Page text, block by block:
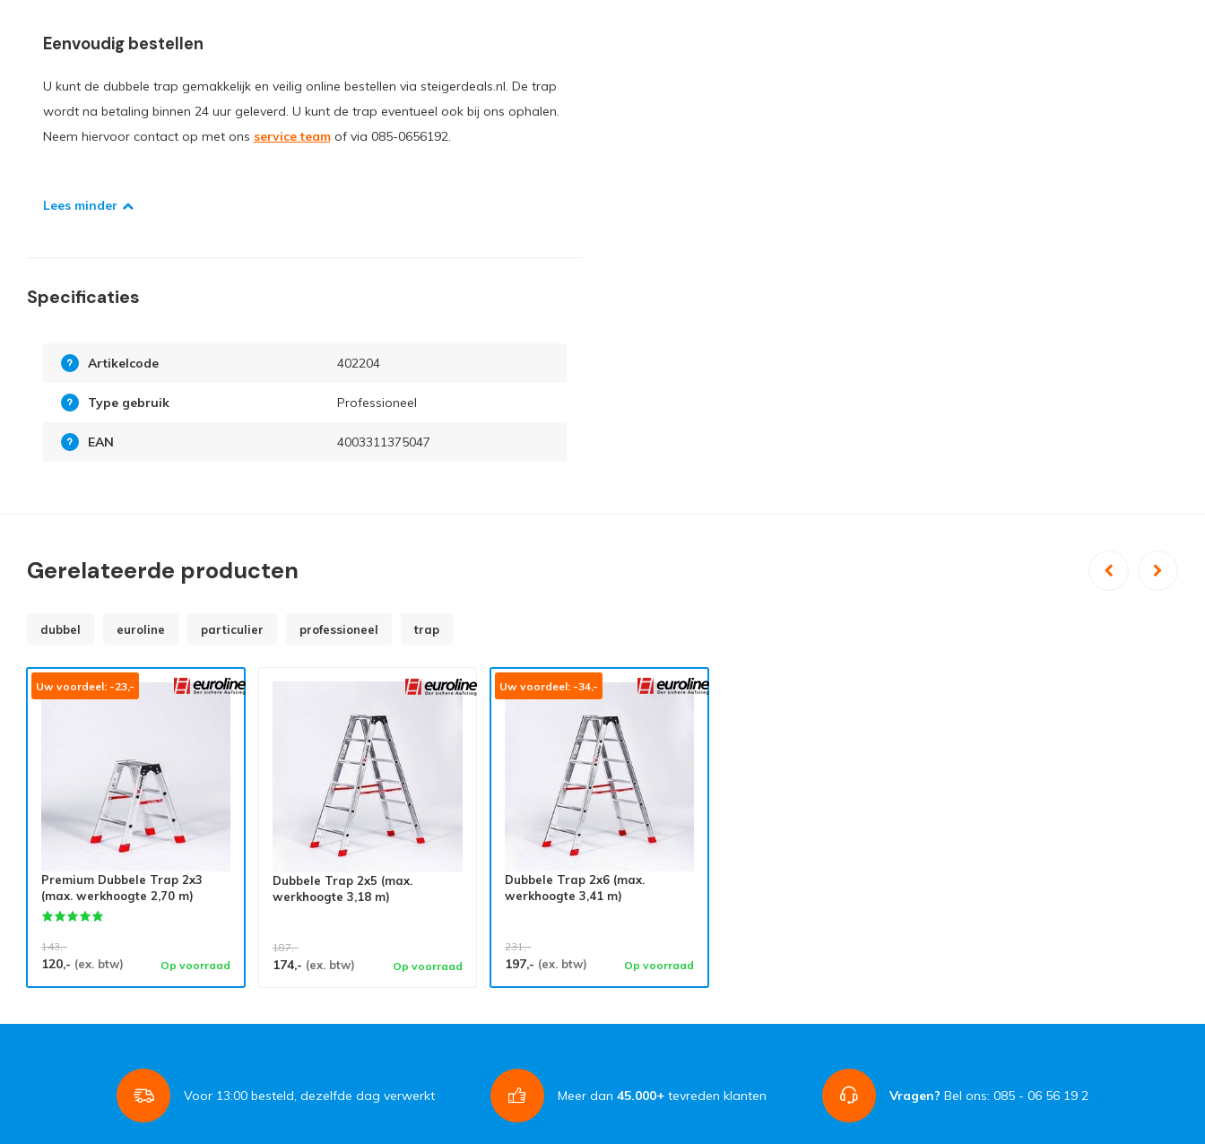
Eenvoudig bestellen
U kunt de dubbele trap gemakkelijk en veilig online bestellen via steigerdeals.nl. De trap
wordt na betaling binnen 24 uur geleverd. U kunt de trap eventueel ook bij ons ophalen.
Neem hiervoor contact op met ons service teamof via 085-0656192.
Lees minder
Specificaties
Artikelcode 402204
Type gebruik Professioneel
EAN 4003311375047
Gerelateerde producten
dubbel euroline particulier professioneel trap
Uw voordeel: -23,-
Premium Dubbele Trap 2x3
(max. werkhoogte 2,70 m)
143,-
120,- (ex. btw) Op voorraad
Dubbele Trap 2x5 (max.
werkhoogte 3,18 m)
187,-
174,- (ex. btw) Op voorraad
Uw voordeel: -34,-
Dubbele Trap 2x6 (max.
werkhoogte 3,41 m)
231,-
197,- (ex. btw) Op voorraad
Voor 13:00 besteld, dezelfde dag verwerkt Meer dan 45.000+ tevreden klanten Vragen? Bel ons: 085 - 06 56 19 2